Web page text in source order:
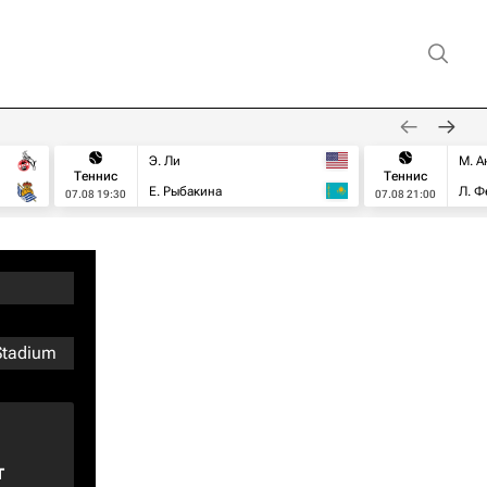
Теннис
07.08 19:30
Э. Ли
Е. Рыбакина
Теннис
07.08 21:00
М.
Л.